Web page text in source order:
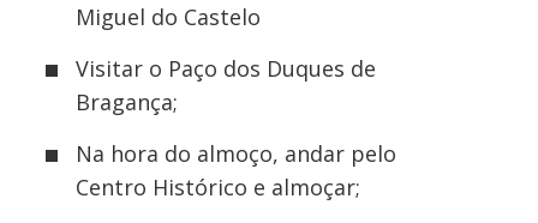
Miguel do Castelo
Visitar o Paço dos Duques de
Bragança;
Na hora do almoço, andar pelo
Centro Histórico e almoçar;